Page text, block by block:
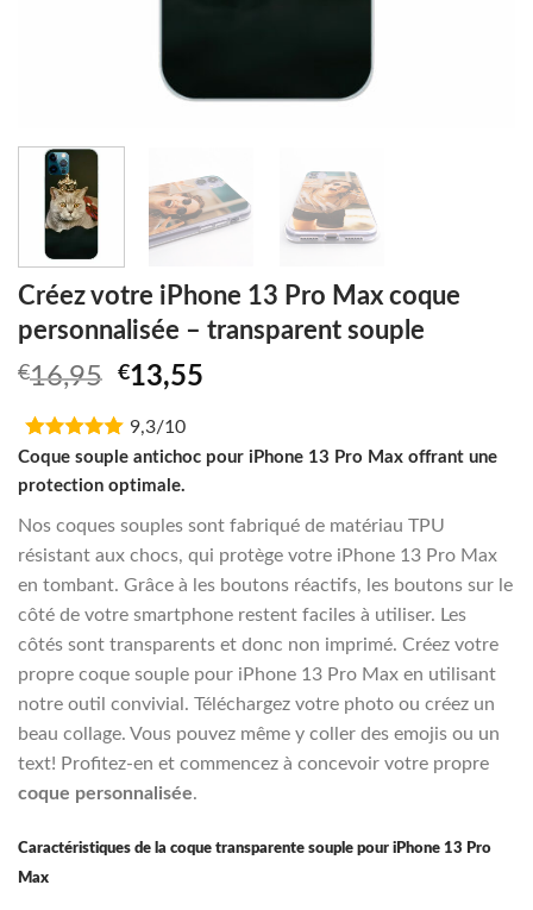
Créez votre iPhone 13 Pro Max coque
personnalisée – transparent souple
€16,95 Original
was:
€16,95.
€13,55
€13,55.
9,3/10
Coque souple antichoc pour iPhone 13 Pro Max offrant une
protection optimale.
Nos coques souples sont fabriqué de matériau TPU
résistant aux chocs, qui protège votre iPhone 13 Pro Max
en tombant. Grâce à les boutons réactifs, les boutons sur le
côté de votre smartphone restent faciles à utiliser. Les
côtés sont transparents et donc non imprimé. Créez votre
propre coque souple pour iPhone 13 Pro Max en utilisant
notre outil convivial. Téléchargez votre photo ou créez un
beau collage. Vous pouvez même y coller des emojis ou un
text! Profitez-en et commencez à concevoir votre propre
coque personnalisée.
Caractéristiques de la coque transparente souple pour iPhone 13 Pro
Max